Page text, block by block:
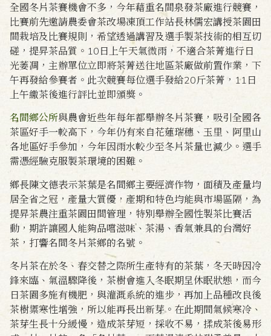
全國冬片茶賽機會不多，今年藉重名間泉發茶廠進行競賽，
比賽前先邀請農委會茶改場凍頂工作站長林儒宏講授茶園田
間栽培及比賽規則，希望透過講習及選手製茶技術的相互切
磋，提昇茶品質。10日上午天氣微雨，不適合茶菁進行日
光萎凋，主辦單位立即將茶菁送往地區茶廠做前置作業，下
午再發給參賽者。此次競賽每位選手發給20斤茶菁，11日
上午繳茶後進行評比並即頒獎。
名間鄉公所與農會近些年每年都舉辦冬片茶賽，吸引全國各
茶區好手一較高下，今年仍有來自花蓮瑞穗、玉里、阿里山
各地區好手參加，今年因雨水較少至冬片茶量也減少。選手
需憑經驗克服製茶環境的困難。
鄉長陳文德表示茶葉是名間鄉主要經濟作物，面積及產量均
居全省之冠，產量大質優，產期和特色均能與市場區隔，為
提昇茶農注重茶園田間管理，特別舉辦全國性製茶比賽活
動，期許讓國人能夠品嚐滋味、茶湯、香氣兼具的台灣好
茶，打響名間冬片茶鄉的名號。
冬片茶在於冬、春交替之際所生產特有的茶葉，冬天時因冷
鋒來臨、氣溫驟降後，茶樹會進入冬眠期呈休眠狀態，而今
日茶園多施有機肥，與灌溉系統的進步，再加上品種改良後
茶樹禦寒性增強，所以能再長出新芽。在此期間氣候寒冷、
茶芽生長十分緩慢，造成茶芽短，採收不易，揉成茶後易形